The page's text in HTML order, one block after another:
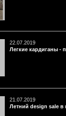
22.07.2019
Легкие кардиганы -
21.07.2019
Летний design sale в